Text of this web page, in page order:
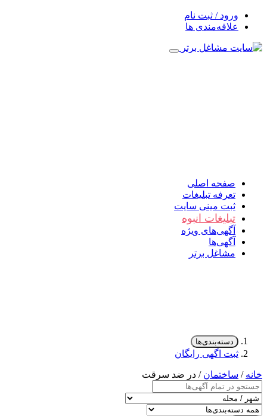
ورود / ثبت نام
علاقه‌مندی ها
صفحه اصلی
تعرفه تبلیغات
ثبت مینی سایت
تبلیغات انبوه
آگهی‌های ویژه
آگهی‌ها
مشاغل برتر
دسته‌بندی‌ها
ثبت اگهی رایگان
خانه / ساختمان / در ضد سرقت